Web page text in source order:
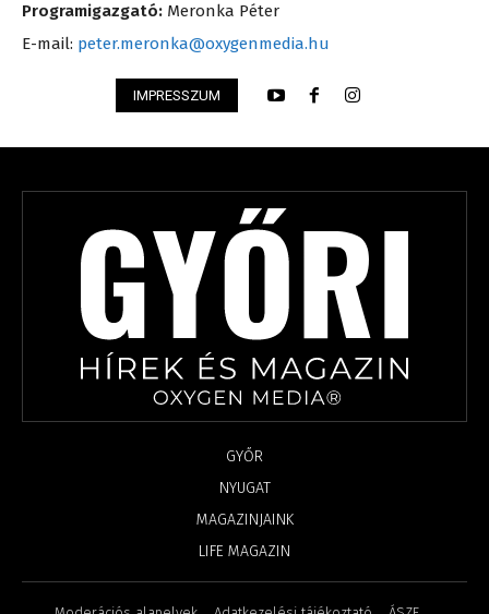
Programigazgató: Meronka Péter
E-mail: peter.meronka@oxygenmedia.hu
IMPRESSZUM
GYŐR
NYUGAT
MAGAZINJAINK
LIFE MAGAZIN